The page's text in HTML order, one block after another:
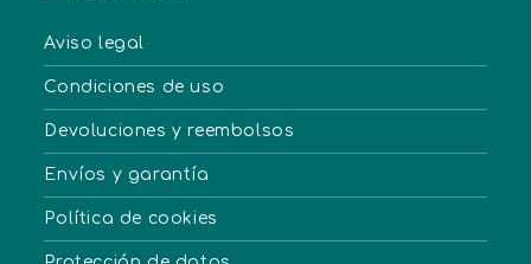
Aviso legal
Condiciones de uso
Devoluciones y reembolsos
Envíos y garantía
Política de cookies